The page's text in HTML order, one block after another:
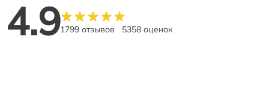
4.91799 отзывов 5358 оценок